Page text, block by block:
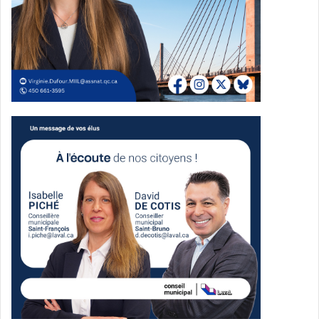
Mais le parcours entrepreneurial est loin d’être linéaire. En
2018, un incendie ravage complètement l’édifice où se
trouve son commerce. Elle perd tout. Une erreur d’adresse
dans ses assurances l’empêche même d’obtenir une
indemnisation.
Plutôt que d’abandonner, elle recommence. Elle relocalise
son entreprise sur le boulevard des Laurentides, entre le
boulevard Saint-Martin et l’autoroute 440, et poursuit
l’aventure pendant plusieurs années. Baiser Velouté
fermera finalement ses portes en 2022, après une
décennie d’apprentissages, de défis et d’expériences qui
auront profondément marqué son parcours.
Entre-temps, dès 2019, Tracy amorce aussi du coaching
entrepreneurial. Une nouvelle direction commence alors à
prendre forme.